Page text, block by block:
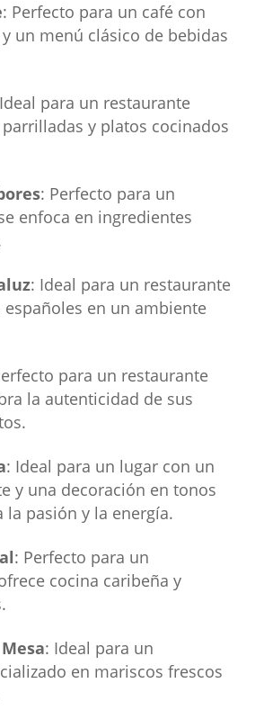
: Perfecto para un café con
un menú clásico de bebidas
para un restaurante
y platos cocinados
: Perfecto para un
enfoca en ingredientes
: Ideal para un restaurante
españoles en un ambiente
para un restaurante
la autenticidad de sus
: Ideal para un lugar con un
y una decoración en tonos
la pasión y la energía.
: Perfecto para un
cocina caribeña y
: Ideal para un
en mariscos frescos